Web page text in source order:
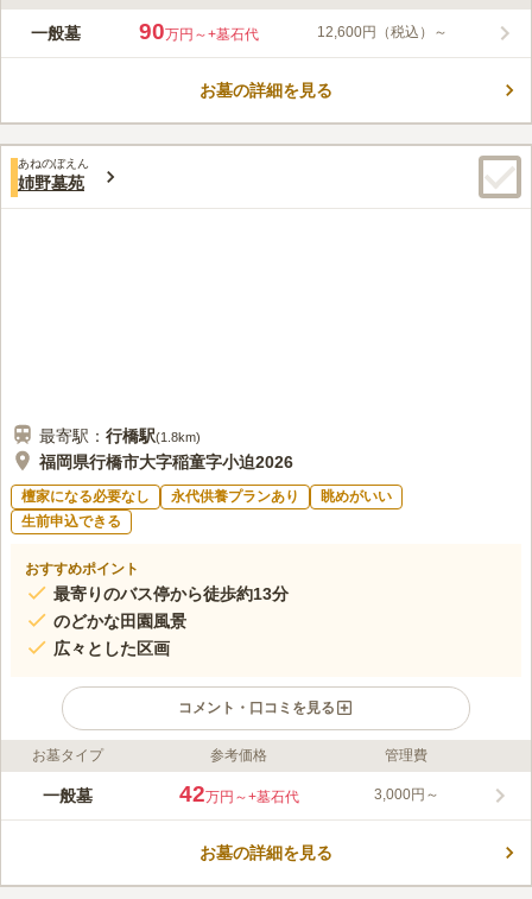
四季折々の美しい草花が訪れる人の目を楽しませてくれるお墓で
き届いており、墓域はいつも清潔に保たれています。頻繁に足を
口コミ評価
この霊園はまだ誰からも評価されていません。
一般墓 90万円～+墓石代 12,600円（税込）～
お墓の詳細を見る
あねのぼえん
姉野墓苑
最寄駅： 行橋駅(1.8km)
福岡県行橋市大字稲童字小迫2026
檀家になる必要なし 永代供養プランあり
眺めがいい
生前申込できる
おすすめポイント
最寄りのバス停から徒歩約13分
のどかな田園風景
広々とした区画
コメント・口コミを見る
ライフドット編集部のコメント
姉野墓園の周囲には高い建物がなく、1日中明るい陽射しが差し
でお参りに来られる方でも安心して通ることができます。それぞ
お墓タイプ 参考価格 管理費
一般墓 42万円～+墓石代 3,000円～
お墓の詳細を見る